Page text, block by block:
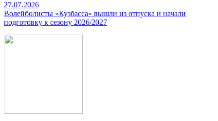
27.07.2026
Волейболисты «Кузбасса» вышли из отпуска и начали
подготовку к сезону 2026/2027